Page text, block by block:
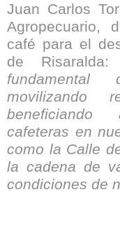
Juan Carlos
Agropecuario,
café para el
de Risaralda:
fundamental
movilizando
cafeteras en
como la Calle
la cadena de
condiciones de